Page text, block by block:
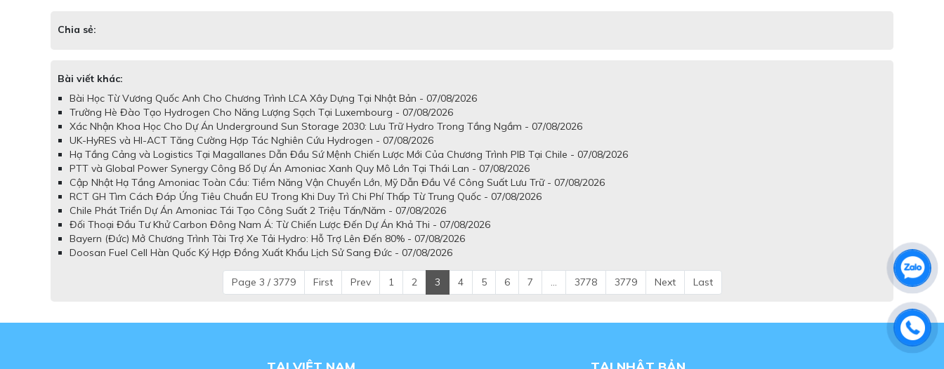
Chia sẻ:
Bài viết khác:
Bài Học Từ Vương Quốc Anh Cho Chương Trình LCA Xây Dựng Tại Nhật Bản - 07/08/2026
Trường Hè Đào Tạo Hydrogen Cho Năng Lượng Sạch Tại Luxembourg - 07/08/2026
Xác Nhận Khoa Học Cho Dự Án Underground Sun Storage 2030: Lưu Trữ Hydro Trong Tầng Ngầm - 07/08/2026
UK-HyRES và HI-ACT Tăng Cường Hợp Tác Nghiên Cứu Hydrogen - 07/08/2026
Hạ Tầng Cảng và Logistics Tại Magallanes Dẫn Đầu Sứ Mệnh Chiến Lược Mới Của Chương Trình PIB Tại Chile - 07/08/2026
PTT và Global Power Synergy Công Bố Dự Án Amoniac Xanh Quy Mô Lớn Tại Thái Lan - 07/08/2026
Cập Nhật Hạ Tầng Amoniac Toàn Cầu: Tiềm Năng Vận Chuyển Lớn, Mỹ Dẫn Đầu Về Công Suất Lưu Trữ - 07/08/2026
RCT GH Tìm Cách Đáp Ứng Tiêu Chuẩn EU Trong Khi Duy Trì Chi Phí Thấp Từ Trung Quốc - 07/08/2026
Chile Phát Triển Dự Án Amoniac Tái Tạo Công Suất 2 Triệu Tấn/Năm - 07/08/2026
Đối Thoại Đầu Tư Khử Carbon Đông Nam Á: Từ Chiến Lược Đến Dự Án Khả Thi - 07/08/2026
Bayern (Đức) Mở Chương Trình Tài Trợ Xe Tải Hydro: Hỗ Trợ Lên Đến 80% - 07/08/2026
Doosan Fuel Cell Hàn Quốc Ký Hợp Đồng Xuất Khẩu Lịch Sử Sang Đức - 07/08/2026
Page 3 / 3779 First Prev 1 2 3 4 5 6 7 ... 3778 3779 Next Last